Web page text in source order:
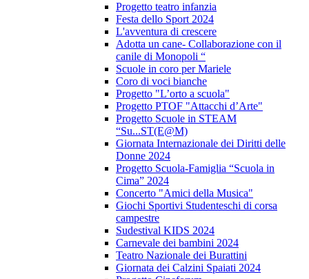
Progetto teatro infanzia
Festa dello Sport 2024
L'avventura di crescere
Adotta un cane- Collaborazione con il
canile di Monopoli “
Scuole in coro per Mariele
Coro di voci bianche
Progetto "L’orto a scuola"
Progetto PTOF "Attacchi d’Arte"
Progetto Scuole in STEAM
“Su...ST(E@M)
Giornata Internazionale dei Diritti delle
Donne 2024
Progetto Scuola-Famiglia “Scuola in
Cima” 2024
Concerto "Amici della Musica"
Giochi Sportivi Studenteschi di corsa
campestre
Sudestival KIDS 2024
Carnevale dei bambini 2024
Teatro Nazionale dei Burattini
Giornata dei Calzini Spaiati 2024